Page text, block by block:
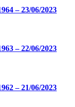
– 23/06/2023
– 22/06/2023
– 21/06/2023